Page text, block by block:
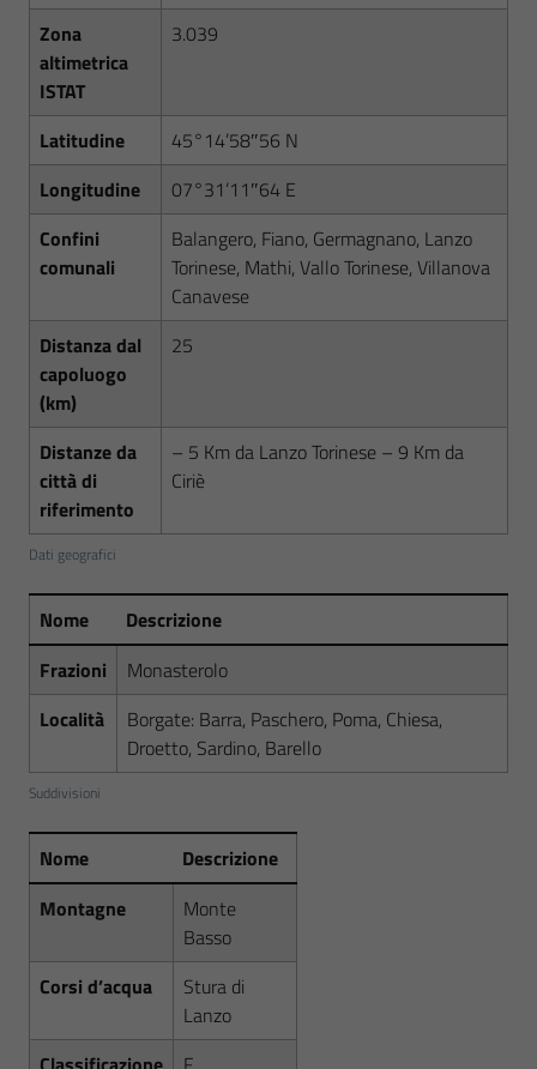
Dati geografici
Zona
altimetrica
ISTAT
3.039
Latitudine
45°14’58″56 N
Longitudine
07°31’11″64 E
Confini
comunali
Balangero, Fiano, Germagnano, Lanzo
Torinese, Mathi, Vallo Torinese, Villanova
Canavese
Distanza dal
capoluogo
(km)
25
Distanze da
città di
riferimento
– 5 Km da Lanzo Torinese – 9 Km da
Ciriè
Suddivisioni
Nome
Descrizione
Frazioni
Monasterolo
Località
Borgate: Barra, Paschero, Poma, Chiesa,
Droetto, Sardino, Barello
Nome
Descrizione
Montagne
Monte
Basso
Corsi d’acqua
Stura di
Lanzo